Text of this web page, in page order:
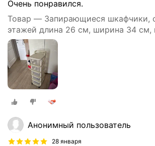
Очень понравился.
Товар — Запирающиеся шкафчики,
этажей длина 26 см, ширина 34 см,
Анонимный пользователь
28 января